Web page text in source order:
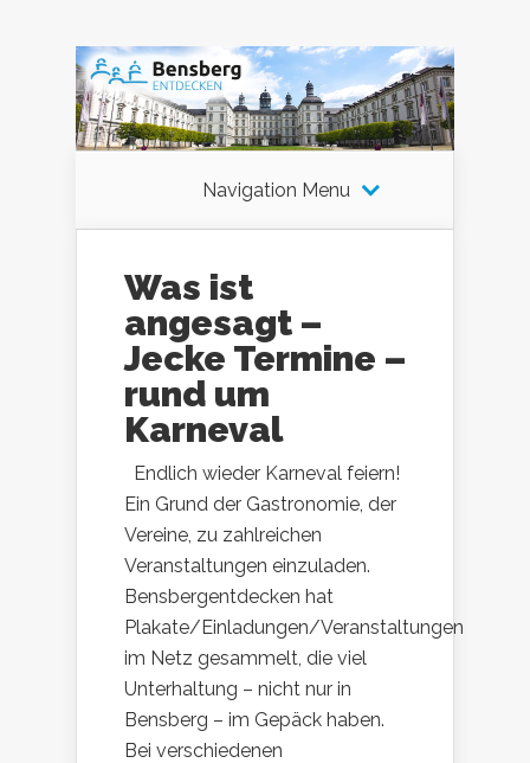
Navigation Menu
Was ist
angesagt –
Jecke Termine –
rund um
Karneval
Endlich wieder Karneval feiern!
Ein Grund der Gastronomie, der
Vereine, zu zahlreichen
Veranstaltungen einzuladen.
Bensbergentdecken hat
Plakate/Einladungen/Veranstaltungen
im Netz gesammelt, die viel
Unterhaltung – nicht nur in
Bensberg – im Gepäck haben.
Bei verschiedenen